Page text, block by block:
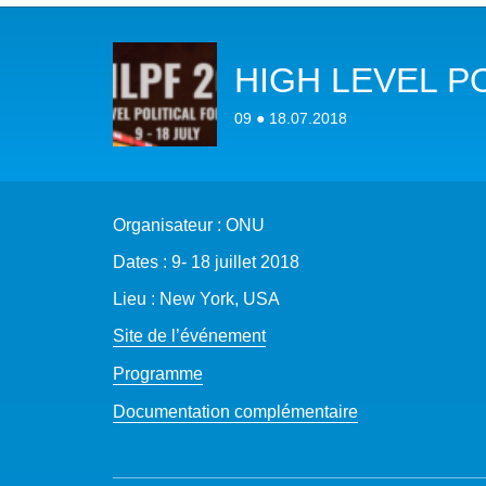
NOTRE VISION
LES MEMBRES DU PFE
NOTRE GOUVERNANCE
NOTRE SECRÉTARIAT
EAU &
ACCÈS
HIGH LEVEL
09 ● 18.07.2018
Organisateur : ONU
Dates : 9- 18 juillet 2018
Lieu : New York, USA
Site de l’événement
Programme
Documentation complémentaire